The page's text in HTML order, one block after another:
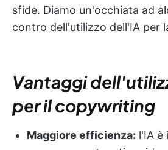
sfide. Diamo un'occhiata ad
contro dell'utilizzo dell'IA per
Vantaggi
per il copywriting
Maggiore efficienza: l'IA è